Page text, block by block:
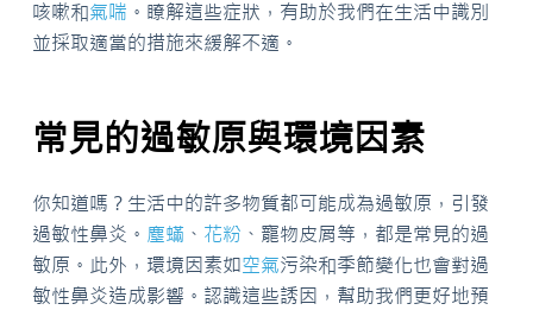
咳嗽和氣喘 。瞭解這些症狀，有助於我們在生活中識別
並採取適當的措施來緩解不適。
常見的過敏原與環境因素
你知道嗎？生活中的許多物質都可能成為過敏原，引發
過敏性鼻炎。 塵蟎 、 花粉 、寵物皮屑等，都是常見的過
敏原。此外，環境因素如空氣污染和季節變化也會對過
敏性鼻炎造成影響。認識這些誘因，幫助我們更好地預